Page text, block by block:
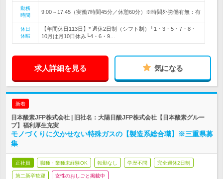
勤務
時間
9:00～17:45（実働7時間45分／休憩60分）※時間外労働有無：有
休日
休暇
【年間休日113日】* 週休2日制（シフト制）└1・3・5・7・8・
10月は月10日休み└4・6・9…
求人詳細を見る 気になる
新着
日本酸素JFP株式会社 | 旧社名：大陽日酸JFP株式会社【日本酸素グルー
プ】福利厚生充実
モノづくりに欠かせない特殊ガスの【製造系総合職】※三重県募
集
正社員 職種・業種未経験OK 転勤なし 学歴不問 完全週休2日制
第二新卒歓迎 女性のおしごと掲載中